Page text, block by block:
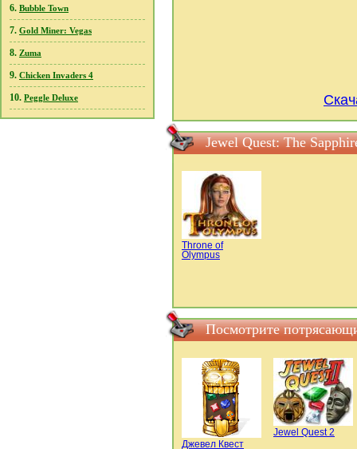
6. Bubble Town
7. Gold Miner: Vegas
8. Zuma
9. Chicken Invaders 4
10. Peggle Deluxe
Jewel Quest: The
Throne of
Olympus
Посмотрите
Джевел Квест
Jewel Quest 2